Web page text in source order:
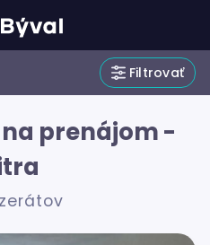
Filtrovať
prenájom -